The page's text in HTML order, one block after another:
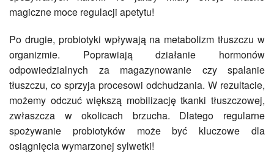
magiczne moce regulacji apetytu!
Po drugie, probiotyki wpływają na metabolizm tłuszczu w
organizmie. Poprawiają działanie hormonów
odpowiedzialnych za magazynowanie czy spalanie
tłuszczu, co sprzyja procesowi odchudzania. W rezultacie,
możemy odczuć większą mobilizację tkanki tłuszczowej,
zwłaszcza w okolicach brzucha. Dlatego regularne
spożywanie probiotyków może być kluczowe dla
osiągnięcia wymarzonej sylwetki!